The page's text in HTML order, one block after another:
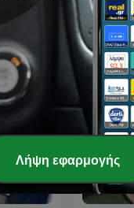
Λήψη εφαρμογής